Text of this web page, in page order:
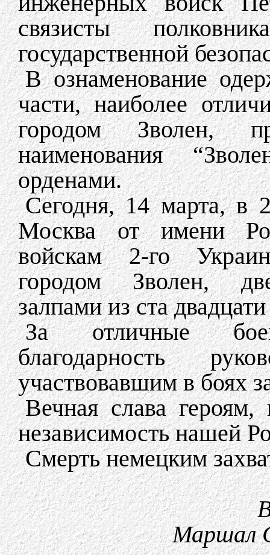
связисты
государственной
В ознаменование
части, наиболее
городом Зволен,
наименования
орденами.
Сегодня, 14 марта, в
Москва от имени
войскам 2-го
городом Зволен,
залпами из ста
За отличные
благодарность
участвовавшим в боях
Вечная слава
независимость нашей
Смерть немецким
Маршал